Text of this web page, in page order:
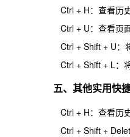
Ctrl + H：查看历
Ctrl + U：查看页
Ctrl + Shift + U：
Ctrl + Shift + L：
五、其他实用快
Ctrl + H：查看历
Ctrl + Shift +